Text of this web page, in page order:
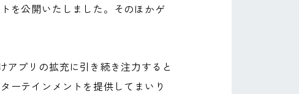
を公開いたしました。そのほかゲ
プリの拡充に引き続き注力すると
ーテインメントを提供してまいり